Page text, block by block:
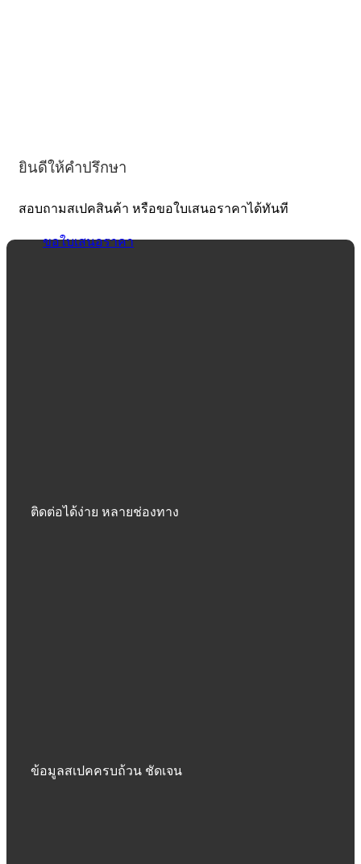
ยินดีให้คำปรึกษา
สอบถามสเปคสินค้า หรือขอใบเสนอราคาได้ทันที
ขอใบเสนอราคา
ติดต่อได้ง่าย หลายช่องทาง
ข้อมูลสเปคครบถ้วน ชัดเจน